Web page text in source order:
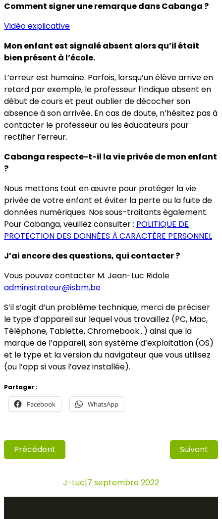
Comment signer une remarque dans Cabanga ?
Vidéo explicative
Mon enfant est signalé absent alors qu’il était
bien présent à l’école.
L’erreur est humaine. Parfois, lorsqu’un élève arrive en
retard par exemple, le professeur l’indique absent en
début de cours et peut oublier de décocher son
absence à son arrivée. En cas de doute, n’hésitez pas à
contacter le professeur ou les éducateurs pour
rectifier l’erreur.
Cabanga respecte-t-il la vie privée de mon enfant
?
Nous mettons tout en œuvre pour protéger la vie
privée de votre enfant et éviter la perte ou la fuite de
données numériques. Nos sous-traitants également.
Pour Cabanga, veuillez consulter : POLITIQUE DE
PROTECTION DES DONNÉES À CARACTÈRE PERSONNEL
J’ai encore des questions, qui contacter ?
Vous pouvez contacter M. Jean-Luc Ridole
administrateur@isbm.be
S’il s’agit d’un problème technique, merci de préciser
le type d’appareil sur lequel vous travaillez (PC, Mac,
Téléphone, Tablette, Chromebook…) ainsi que la
marque de l’appareil, son système d’exploitation (OS)
et le type et la version du navigateur que vous utilisez
(ou l’app si vous l’avez installée).
Partager :
Facebook WhatsApp
Précédent Suivant
J-Luc|7 septembre 2022